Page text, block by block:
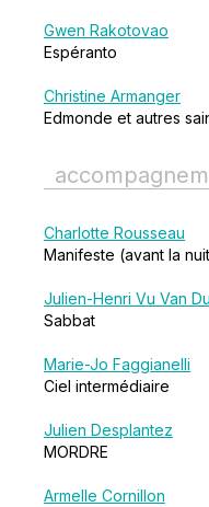
Gwen Rakotovao
Espéranto
Christine Armanger
Edmonde et autres
Charlotte Rousseau
Manifeste (avant la
Julien-Henri Vu Van
Sabbat
Marie-Jo Faggianelli
Ciel intermédiaire
Julien Desplantez
MORDRE
Armelle Cornillon